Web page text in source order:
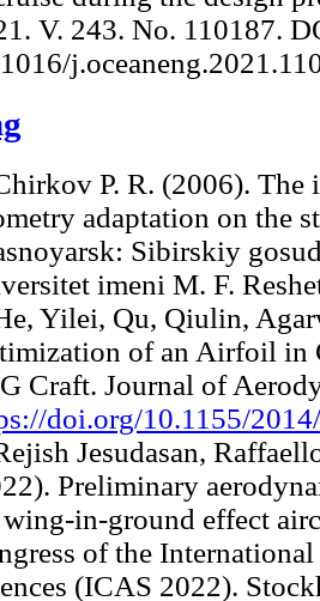
V. 243. No. 110187.
P. R. (2006).
adaptation on the
Sibirskiy
imeni M. F.
Yilei, Qu, Qiulin,
of an Airfoil in
Craft. Journal of
doi.org/10.1155/
Jesudasan,
Preliminary
in-ground effect
of the
(ICAS 2022).